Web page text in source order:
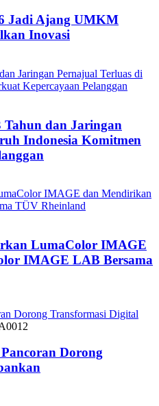
Jadi Ajang UMKM
Inovasi
Jaringan Pernajual Terluas di
Kepercayaan Pelanggan
dan Jaringan
Indonesia Komitmen
IMAGE dan Mendirikan
TÜV Rheinland
LumaColor IMAGE
IMAGE LAB Bersama
Dorong Transformasi Digital
Dorong